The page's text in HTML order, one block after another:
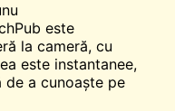
este
la cameră, cu
este instantanee,
de a cunoaște pe